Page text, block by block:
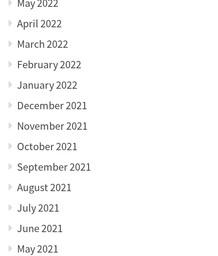
April 2022
March 2022
February 2022
January 2022
December 2021
November 2021
October 2021
September 2021
August 2021
July 2021
June 2021
May 2021